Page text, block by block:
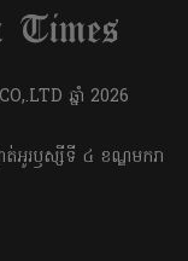
ឆ្នាំ​ 2026
អូរឫស្សីទី ៤ ខណ្ឌមករា